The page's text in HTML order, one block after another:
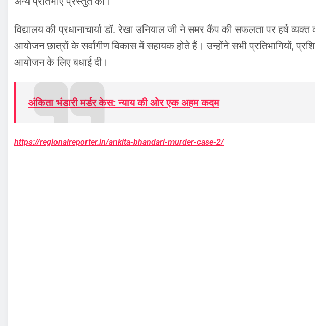
विद्यालय की प्रधानाचार्या डॉ. रेखा उनियाल जी ने समर कैंप की सफलता पर हर्ष
आयोजन छात्रों के सर्वांगीण विकास में सहायक होते हैं। उन्होंने सभी प्रतिभागियों,
आयोजन के लिए बधाई दी।
अंकिता भंडारी मर्डर केस: न्याय की ओर एक अहम कदम
https://regionalreporter.in/ankita-bhandari-murder-case-2/